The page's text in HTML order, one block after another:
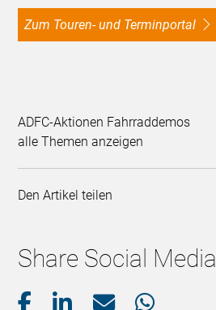
Zum Touren- und Terminportal
ADFC-Aktionen Fahrraddemos
alle Themen anzeigen
Den Artikel teilen
Share Social Media